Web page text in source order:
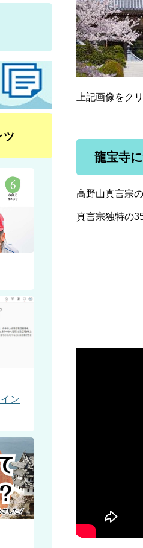
上記画像をク
龍宝寺
高野山真言宗
真言宗独特の
ツ
ン